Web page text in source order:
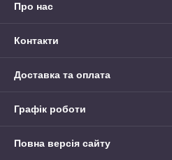
Про нас
Контакти
Доставка та оплата
Графік роботи
Повна версія сайту